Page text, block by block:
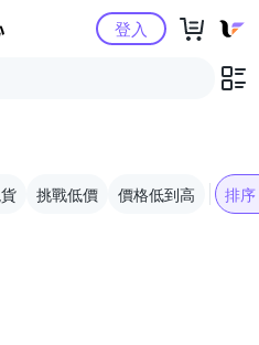
Yahoo購物中心登入
挑戰低價 價格低到高 排序